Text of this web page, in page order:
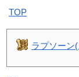
TOP
ラプソーン